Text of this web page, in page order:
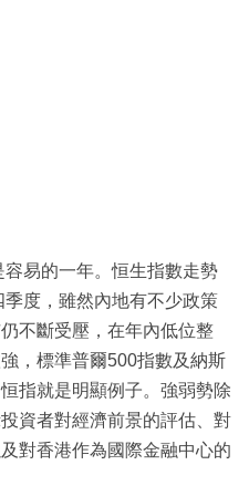
易的一年。恒生指數走勢
度，雖然內地有不少政策
不斷受壓，在年內低位整
，標準普爾500指數及納斯
指就是明顯例子。強弱勢除
資者對經濟前景的評估、對
對香港作為國際金融中心的